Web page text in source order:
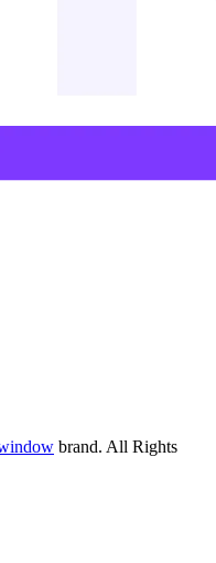
brand. All Rights